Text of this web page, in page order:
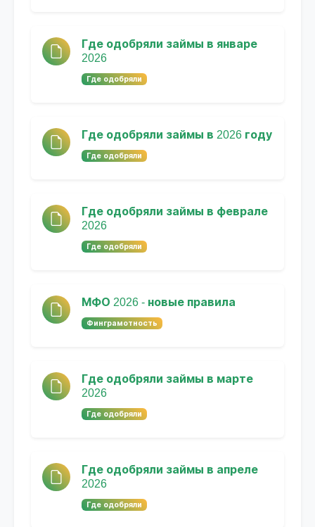
Где одобряли займы в январе
2026
Где одобряли
Где одобряли займы в 2026 году
Где одобряли
Где одобряли займы в феврале
2026
Где одобряли
МФО 2026 - новые правила
Финграмотность
Где одобряли займы в марте
2026
Где одобряли
Где одобряли займы в апреле
2026
Где одобряли